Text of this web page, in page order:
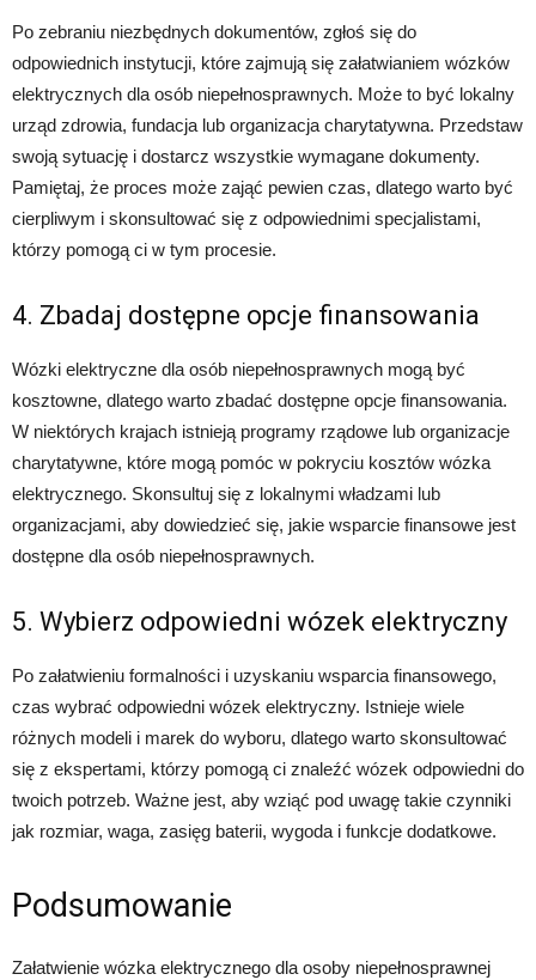
Po zebraniu niezbędnych dokumentów, zgłoś się do
odpowiednich instytucji, które zajmują się załatwianiem wózków
elektrycznych dla osób niepełnosprawnych. Może to być lokalny
urząd zdrowia, fundacja lub organizacja charytatywna. Przedstaw
swoją sytuację i dostarcz wszystkie wymagane dokumenty.
Pamiętaj, że proces może zająć pewien czas, dlatego warto być
cierpliwym i skonsultować się z odpowiednimi specjalistami,
którzy pomogą ci w tym procesie.
4. Zbadaj dostępne opcje finansowania
Wózki elektryczne dla osób niepełnosprawnych mogą być
kosztowne, dlatego warto zbadać dostępne opcje finansowania.
W niektórych krajach istnieją programy rządowe lub organizacje
charytatywne, które mogą pomóc w pokryciu kosztów wózka
elektrycznego. Skonsultuj się z lokalnymi władzami lub
organizacjami, aby dowiedzieć się, jakie wsparcie finansowe jest
dostępne dla osób niepełnosprawnych.
5. Wybierz odpowiedni wózek elektryczny
Po załatwieniu formalności i uzyskaniu wsparcia finansowego,
czas wybrać odpowiedni wózek elektryczny. Istnieje wiele
różnych modeli i marek do wyboru, dlatego warto skonsultować
się z ekspertami, którzy pomogą ci znaleźć wózek odpowiedni do
twoich potrzeb. Ważne jest, aby wziąć pod uwagę takie czynniki
jak rozmiar, waga, zasięg baterii, wygoda i funkcje dodatkowe.
Podsumowanie
Załatwienie wózka elektrycznego dla osoby niepełnosprawnej